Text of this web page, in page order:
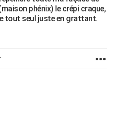
phénix) le crépi craque,
tout seul juste en grattant.